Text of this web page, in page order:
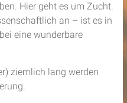
Hier geht es um Zucht.
an – ist es in
eine wunderbare
ziemlich lang werden